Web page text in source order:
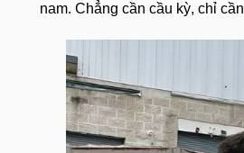
nam. Chẳng cần cầu kỳ, chỉ